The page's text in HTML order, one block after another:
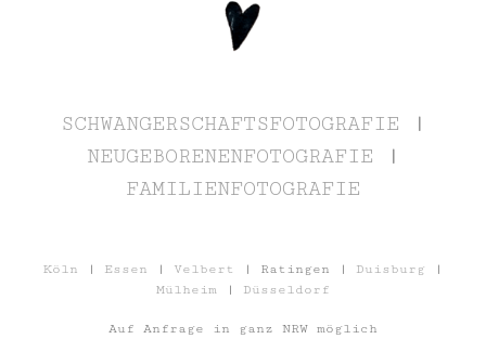
SCHWANGERSCHAFTSFOTOGRAFIE |
NEUGEBORENENFOTOGRAFIE |
FAMILIENFOTOGRAFIE
Köln | Essen | Velbert | Ratingen | Duisburg |
Mülheim | Düsseldorf
Auf Anfrage in ganz NRW möglich